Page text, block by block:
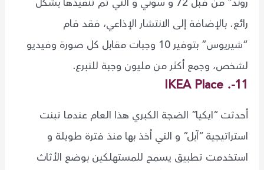
رائع. بالإضافة إلى الانتشار الإذاعي، فقد قام
“شيريوس” بتوفير 10 وجبات مقابل كل صورة وفيديو
لشخص، وجمع أكثر من مليون وجبة للتبرع.
11-. IKEA Place
أحدثت “ايكيا” الضجة الكبري هذا العام عندما تبنت
استراتيجية “آبل” و التي اُخذ بها منذ فترة طويلة و
استخدمت تطبيق يسمح للمستهلكين بوضع الأثاث